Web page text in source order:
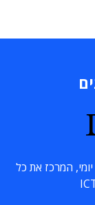
המרכז את כל